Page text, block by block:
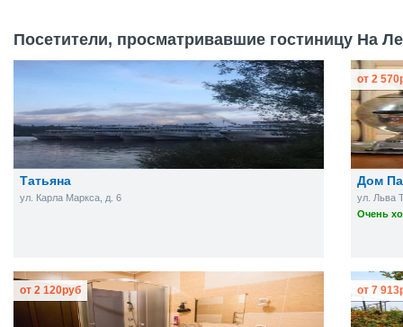
Посетители, просматривавшие гостиницу На
Татьяна
ул. Карла Маркса, д. 6
Дом
ул. Льва
Очень
от 2 570
от 2 120руб от 7 913